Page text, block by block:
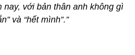
nay, với bản thân anh không gì
và “hết mình”.”